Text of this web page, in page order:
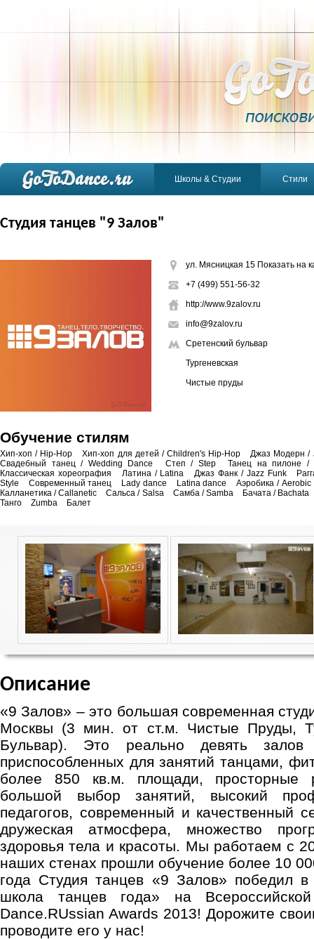
Школы & Студии Стили
Студия танцев "9 Залов"
ул. Мясницкая 15 Показать на
+7 (499) 551-56-32
http://www.9zalov.ru
info@9zalov.ru
Сретенский бульвар
Тургеневская
Чистые пруды
Обучение стилям
Хип-хоп / Hip-Hop Хип-хоп для детей / Children's Hip-Hop
Джаз Модерн /
Свадебный танец / Wedding Dance
Степ / Step
Танец на пилоне /
Классическая хореография
Латина / Latina Джаз Фанк / Jazz Funk
Style
Современный танец Lady dance Latina dance
Аэробика / Aerobic
Калланетика / Callanetic
Сальса / Salsa Самба / Samba
Бачата / Bachata
Танго
Zumba Балет
Описание
«9 Залов» – это большая современная
Москвы (3 мин. от ст.м. Чистые Пруды,
Бульвар). Это реально девять
приспособленных для занятий танцами,
более 850 кв.м. площади, просторные
большой выбор занятий, высокий
педагогов, современный и качественный
дружеская атмосфера, множество
здоровья тела и красоты. Мы работаем с
наших стенах прошли обучение более 10
года Студия танцев «9 Залов» победил
школа танцев года» на
Dance.RUssian Awards 2013! Дорожите
проводите его у нас!